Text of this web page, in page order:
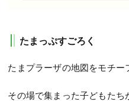
たまっぷすごろく
たまプラーザの地図をモチー
その場で集まった子どもた